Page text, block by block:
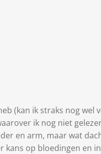
(kan ik straks nog wel
ik nog niet
en arm, maar wat
op bloedingen en